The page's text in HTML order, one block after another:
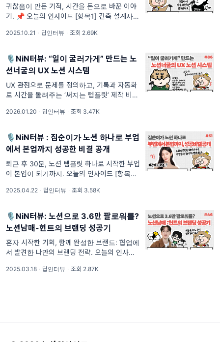
귀찮음이 만든 기적, 시간을 돈으로 바꾼 이야
기. 📌 오늘의 인사이드 [항목1] 건축 설계사무
시작 /// [항목2] 귀찮음이 만든 자동화: '자연
2025.10.21 · 딥인터뷰 · 조회 2.69K
🎙NiN터뷰: “일이 굴러가게” 만드는 노
션너굴의 UX 노션 시스템
UX 관점으로 문제를 정의하고, 기록과 자동화
로 시간을 돌려주는 ‘써지는 템플릿’ 제작 비결.
커리어가 바뀌다 /// [항목2] 예쁜 템플릿이 아
시스템 /// [항목3] 한 번
2026.01.20 · 딥인터뷰 · 조회 3.47K
🎙️NiN터뷰 : 집순이가 노션 하나로 부업
에서 본업까지 성공한 비결 공개
퇴근 후 30분, 노션 템플릿 하나로 시작한 부업
이 본업이 되기까지. 오늘의 인사이드 [항목1]
크리에이터의 시작 /// [항목2] 노션 하나로 시
법 ///
2025.04.22 · 딥인터뷰 · 조회 3.58K
🎙️NiN터뷰: 노션으로 3.6만 팔로워를?
노션남매-헌트의 브랜딩 성공기
혼자 시작한 기획, 함께 완성한 브랜드: 협업에
서 발견한 나만의 브랜딩 전략. 오늘의 인사이
현실로 만든 여정 /// [항목2] 실패도 자산이 된
2025.03.18 · 딥인터뷰 · 조회 2.87K